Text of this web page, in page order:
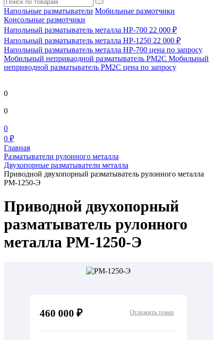
Напольные разматыватели Мобильные размотчики
Консольные размотчики
Напольный разматыватель металла HP-700 22 000 ₽
Напольный разматыватель металла HP-1250 22 000 ₽
Напольный разматыватель металла HP-700 цена по запросу
Мобильный непривaодной разматыватель РМ2С Мобильный
неприводной разматыватель РМ2С цена по запросу
0
0
0
0 ₽
Главная
Разматыватели рулонного металла
Двухопорные разматыватели металла
Приводной двухопорный разматыватель рулонного металла
РМ-1250-Э
Приводной двухопорный
разматыватель рулонного
металла РМ-1250-Э
460 000 ₽ Отложить товар